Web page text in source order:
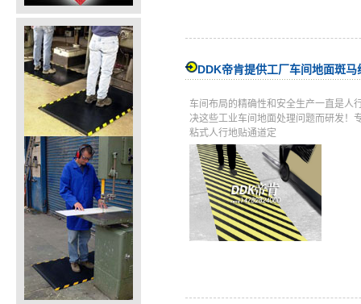
DDK帝肯提供工厂车间地面斑
车间布局的精确性和安全生产一直是人
决这些工业车间地面处理问题而研发！
粘式人行地贴通道定